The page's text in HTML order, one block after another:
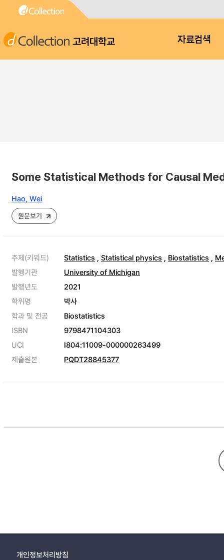
고려대학교 자료검색
Some Statistical Methods for Causal
Hao, Wei
원문보기
주제(키워드) Statistics , Statistical physics , Biostatistics ,
발행기관
University of Michigan
발행년도
2021
학위명
박사
학과 및 전공
Biostatistics
ISBN
9798471104303
UCI
I804:11009-000000263499
제출원본
PQDT28845377
개인정보처리방침